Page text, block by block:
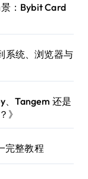
：Bybit Card
系统、浏览器与
、Tangem 还是
》
完整教程